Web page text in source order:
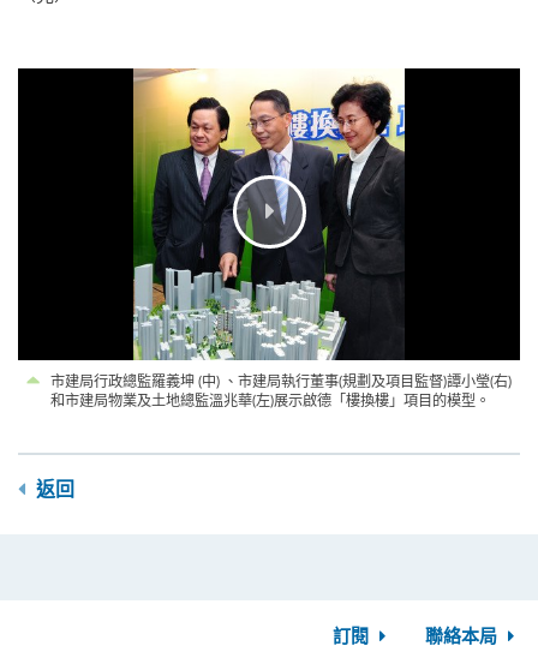
市建局行政總監羅義坤 (中) 、市建局執行董事(規劃及項目監督)譚小瑩(右)
和市建局物業及土地總監溫兆華(左)展示啟德「樓換樓」項目的模型。
返回
訂閱 聯絡本局